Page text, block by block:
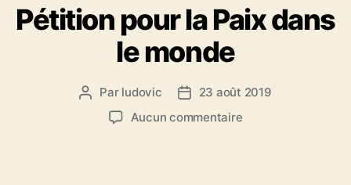
Pétition pour la Paix dans
le monde
Auteur
l’article
Par ludovic
Date23 août 2019
Aucun commentairesur